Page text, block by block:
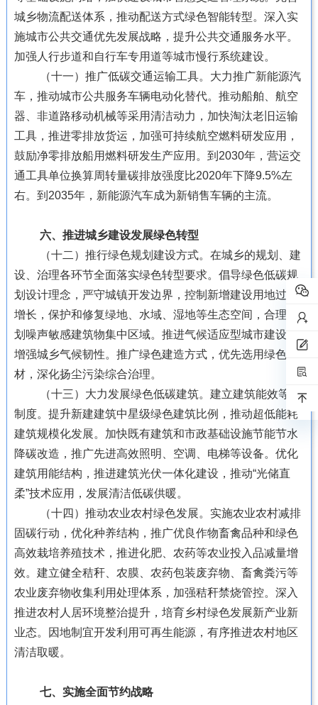
城乡物流配送体系，推动配送方式绿色智能转型。深入实
施城市公共交通优先发展战略，提升公共交通服务水平。
加强人行步道和自行车专用道等城市慢行系统建设。
（十一）推广低碳交通运输工具。大力推广新能源汽
车，推动城市公共服务车辆电动化替代。推动船舶、航空
器、非道路移动机械等采用清洁动力，加快淘汰老旧运输
工具，推进零排放货运，加强可持续航空燃料研发应用，
鼓励净零排放船用燃料研发生产应用。到2030年，营运交
通工具单位换算周转量碳排放强度比2020年下降9.5%左
右。到2035年，新能源汽车成为新销售车辆的主流。
六、推进城乡建设发展绿色转型
（十二）推行绿色规划建设方式。在城乡的规划、建
设、治理各环节全面落实绿色转型要求。倡导绿色低碳规
划设计理念，严守城镇开发边界，控制新增建设用地过快
增长，保护和修复绿地、水域、湿地等生态空间，合理规
划噪声敏感建筑物集中区域。推进气候适应型城市建设，
增强城乡气候韧性。推广绿色建造方式，优先选用绿色建
材，深化扬尘污染综合治理。
（十三）大力发展绿色低碳建筑。建立建筑能效等级
制度。提升新建建筑中星级绿色建筑比例，推动超低能耗
建筑规模化发展。加快既有建筑和市政基础设施节能节水
降碳改造，推广先进高效照明、空调、电梯等设备。优化
建筑用能结构，推进建筑光伏一体化建设，推动“光储直
柔”技术应用，发展清洁低碳供暖。
（十四）推动农业农村绿色发展。实施农业农村减排
固碳行动，优化种养结构，推广优良作物畜禽品种和绿色
高效栽培养殖技术，推进化肥、农药等农业投入品减量增
效。建立健全秸秆、农膜、农药包装废弃物、畜禽粪污等
农业废弃物收集利用处理体系，加强秸秆禁烧管控。深入
推进农村人居环境整治提升，培育乡村绿色发展新产业新
业态。因地制宜开发利用可再生能源，有序推进农村地区
清洁取暖。
七、实施全面节约战略